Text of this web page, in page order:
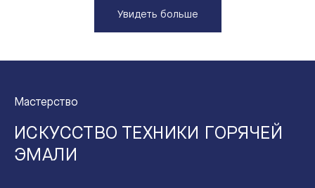
Увидеть больше
ИСКУССТВО ТЕХНИКИ ГОРЯЧЕЙ
ЭМАЛИ
Мастерство